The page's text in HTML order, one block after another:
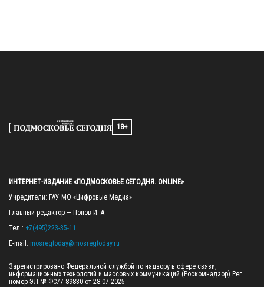
18+
ИНТЕРНЕТ-ИЗДАНИЕ «ПОДМОСКОВЬЕ СЕГОДНЯ. ONLINE»
Учредители: ГАУ МО «Цифровые Медиа»
Главный редактор — Попов И. А.
Тел.: +7(495)223-35-11
E-mail: mosregtoday@mosregtoday.ru
Зарегистрировано Федеральной службой по надзору в сфере связи,
информационных технологий и массовых коммуникаций (Роскомнадзор) Рег.
номер ЭЛ № ФС77-89830 от 28.07.2025